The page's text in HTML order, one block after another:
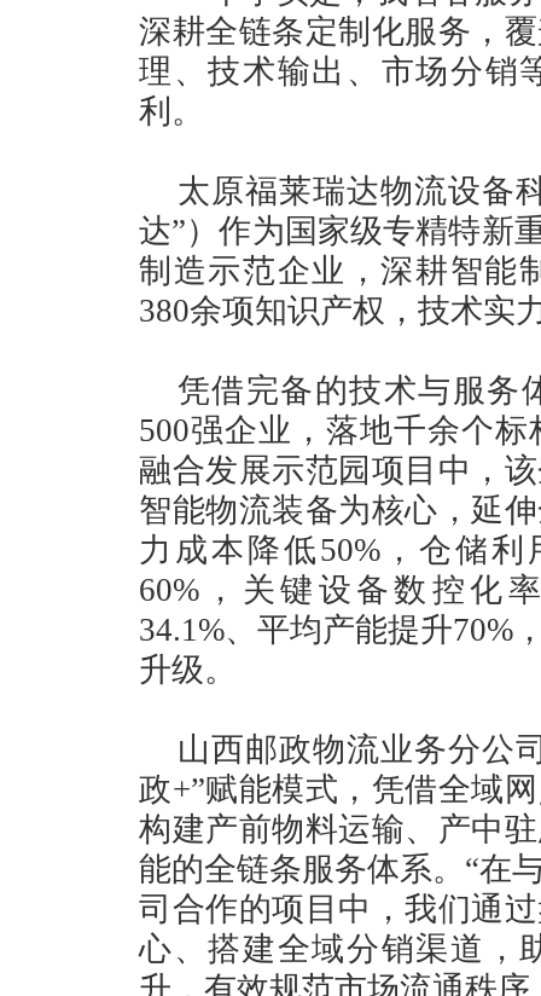
深耕全链条定制化服务，
理、技术输出、市场分销
利。
太原福莱瑞达物流设备
达”）作为国家级专精特新
制造示范企业，深耕智能
380余项知识产权，技术实
凭借完备的技术与服务
500强企业，落地千余个
融合发展示范园项目中，
智能物流装备为核心，延
力成本降低50%，仓储
60%，关键设备数控化
34.1%、平均产能提升70%
升级。
山西邮政物流业务分公
政+”赋能模式，凭借全域
构建产前物料运输、产中
能的全链条服务体系。“在
司合作的项目中，我们通
心、搭建全域分销渠道，
升，有效规范市场流通秩